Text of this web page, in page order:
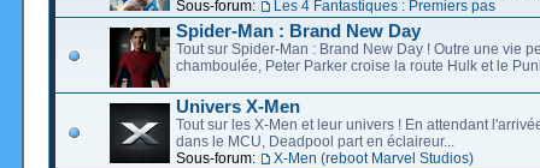
Sous-forum:
Les 4 Fantastiques : Premiers pas
Spider-Man : Brand New Day
Tout sur Spider-Man : Brand New Day ! Outre une vie
chamboulée, Peter Parker croise la route Hulk et le
Univers X-Men
Tout sur les X-Men et leur univers ! En attendant
dans le MCU, Deadpool part en éclaireur...
Sous-forum:
X-Men (reboot Marvel Studios)